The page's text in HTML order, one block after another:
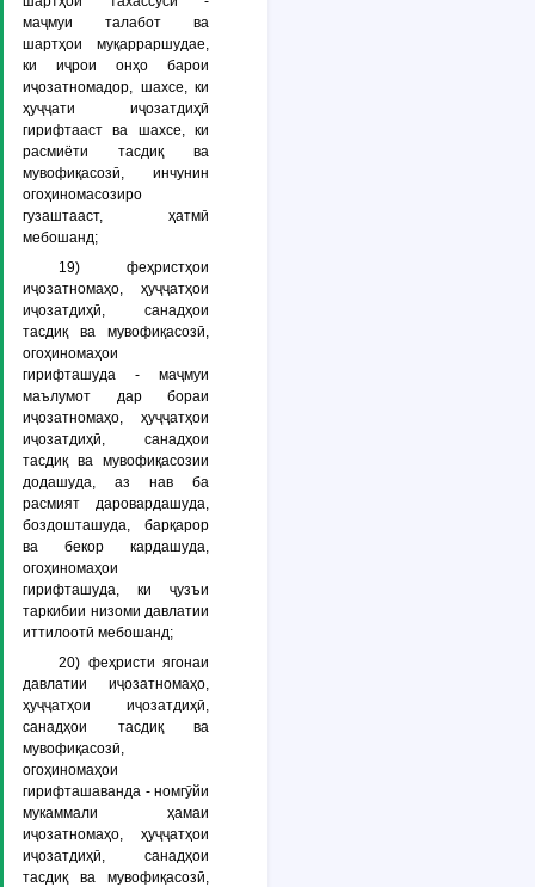
маҷмуи талабот ва
шартҳои муқарраршудае,
ки иҷрои онҳо барои
иҷозатномадор, шахсе, ки
ҳуҷҷати иҷозатдиҳӣ
гирифтааст ва шахсе, ки
расмиёти тасдиқ ва
мувофиқасозӣ, инчунин
огоҳиномасозиро
гузаштааст, ҳатмӣ
мебошанд;
19) феҳристҳои
иҷозатномаҳо, ҳуҷҷатҳои
иҷозатдиҳӣ, санадҳои
тасдиқ ва мувофиқасозӣ,
огоҳиномаҳои
гирифташуда - маҷмуи
маълумот дар бораи
иҷозатномаҳо, ҳуҷҷатҳои
иҷозатдиҳӣ, санадҳои
тасдиқ ва мувофиқасозии
додашуда, аз нав ба
расмият даровардашуда,
боздошташуда, барқарор
ва бекор кардашуда,
огоҳиномаҳои
гирифташуда, ки ҷузъи
таркибии низоми давлатии
иттилоотӣ мебошанд;
20) феҳристи ягонаи
давлатии иҷозатномаҳо,
ҳуҷҷатҳои иҷозатдиҳӣ,
санадҳои тасдиқ ва
мувофиқасозӣ,
огоҳиномаҳои
гирифташаванда - номгӯйи
мукаммали ҳамаи
иҷозатномаҳо, ҳуҷҷатҳои
иҷозатдиҳӣ, санадҳои
тасдиқ ва мувофиқасозӣ,